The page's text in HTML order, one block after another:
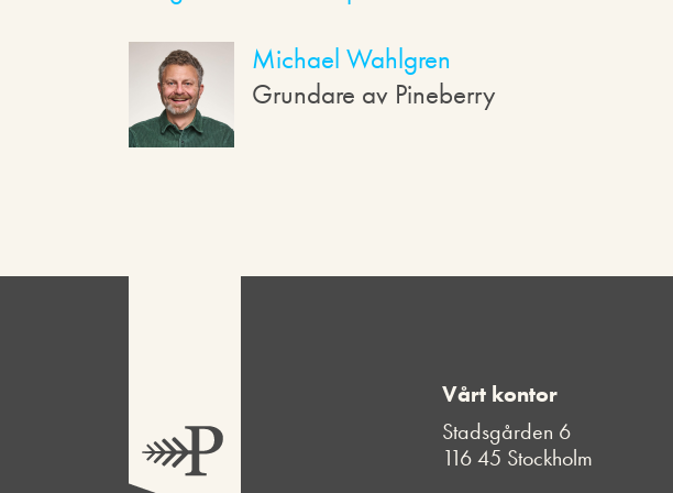
Michael Wahlgren
Grundare av Pineberry
Vårt kontor
Stadsgården 6
116 45 Stockholm